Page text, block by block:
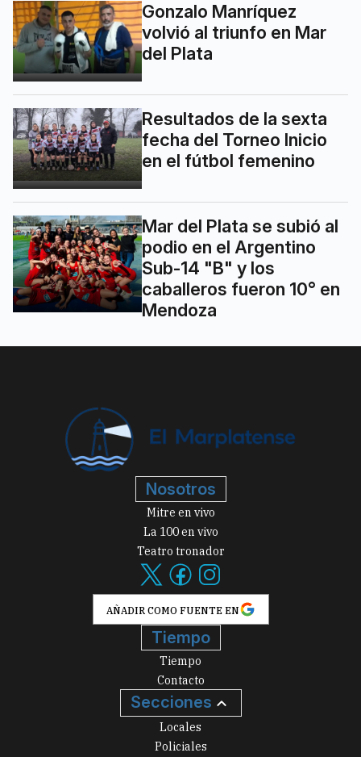
Gonzalo Manríquez
volvió al triunfo en Mar
del Plata
Resultados de la sexta
fecha del Torneo Inicio
en el fútbol femenino
Mar del Plata se subió al
podio en el Argentino
Sub-14 "B" y los
caballeros fueron 10° en
Mendoza
Nosotros
Mitre en vivo
La 100 en vivo
Teatro tronador
AÑADIR COMO FUENTE EN
Tiempo
Tiempo
Contacto
Secciones
Locales
Policiales